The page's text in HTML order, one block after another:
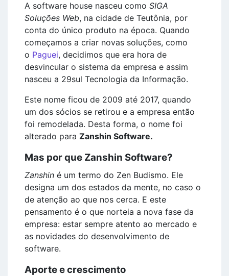
A software house nasceu como SIGA
Soluções Web, na cidade de Teutônia, por
conta do único produto na época. Quando
começamos a criar novas soluções, como
o Paguei, decidimos que era hora de
desvincular o sistema da empresa e assim
nasceu a 29sul Tecnologia da Informação.
Este nome ficou de 2009 até 2017, quando
um dos sócios se retirou e a empresa então
foi remodelada. Desta forma, o nome foi
alterado para Zanshin Software.
Mas por que Zanshin Software?
Zanshin é um termo do Zen Budismo. Ele
designa um dos estados da mente, no caso o
de atenção ao que nos cerca. E este
pensamento é o que norteia a nova fase da
empresa: estar sempre atento ao mercado e
as novidades do desenvolvimento de
software.
Aporte e crescimento